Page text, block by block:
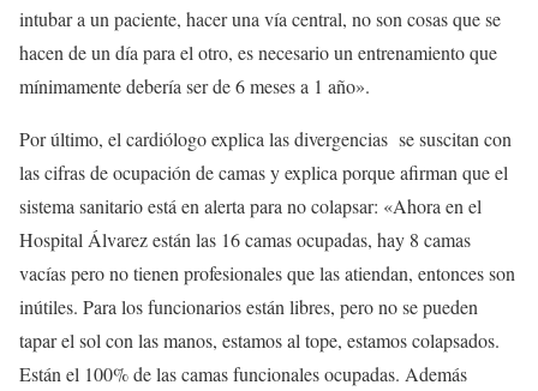
intubar a un paciente, hacer una vía central, no son cosas que se
hacen de un día para el otro, es necesario un entrenamiento que
mínimamente debería ser de 6 meses a 1 año».
Por último, el cardiólogo explica las divergencias se suscitan con
las cifras de ocupación de camas y explica porque afirman que el
sistema sanitario está en alerta para no colapsar: «Ahora en el
Hospital Álvarez están las 16 camas ocupadas, hay 8 camas
vacías pero no tienen profesionales que las atiendan, entonces son
inútiles. Para los funcionarios están libres, pero no se pueden
tapar el sol con las manos, estamos al tope, estamos colapsados.
Están el 100% de las camas funcionales ocupadas. Además